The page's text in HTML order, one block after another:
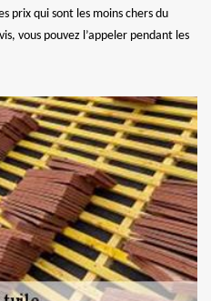
prix qui sont les moins chers du
vous pouvez l’appeler pendant les